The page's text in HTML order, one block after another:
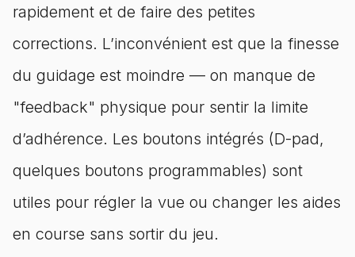
rapidement et de faire des petites
corrections. L’inconvénient est que la finesse
du guidage est moindre — on manque de
"feedback" physique pour sentir la limite
d’adhérence. Les boutons intégrés (D-pad,
quelques boutons programmables) sont
utiles pour régler la vue ou changer les aides
en course sans sortir du jeu.